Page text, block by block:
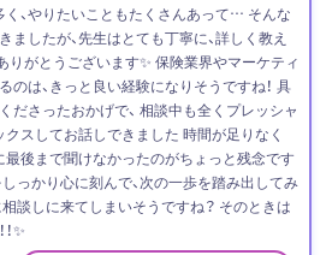
く、やりたいこともたくさんあって… そんな
したが、先生はとても丁寧に、詳しく教え
りがとうございます✨ 保険業界やマーケティ
のは、きっと良い経験になりそうですね！ 具
ださったおかげで、 相談中も全くプレッシャ
クスしてお話しできました 時間が足りなく
最後まで聞けなかったのがちょっと残念です
っかり心に刻んで、次の一歩を踏み出してみ
相談しに来てしまいそうですね？ そのときは
✨